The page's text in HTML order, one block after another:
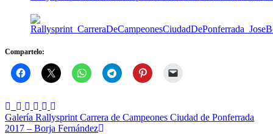
Compartelo:
Navegación
Galería Rallysprint Carrera de Campeones Ciudad de Ponferrada
2017 – Borja Fernández